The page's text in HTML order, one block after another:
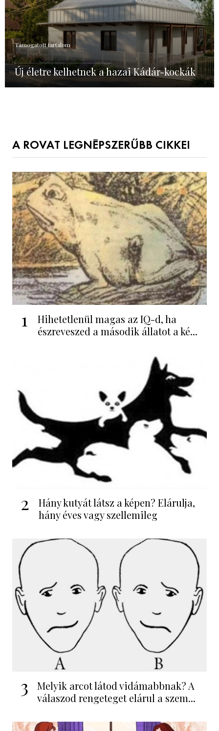
Támogatott tartalom
Új életre kelhetnek a hazai Kádár-kockák
A ROVAT LEGNÉPSZERŰBB CIKKEI
1
Hihetetlenül magas az IQ-d, ha
észreveszed a második állatot a ké...
2
Hány kutyát látsz a képen? Elárulja,
hány éves vagy szellemileg
3
Melyik arcot látod vidámabbnak? A
válaszod rengeteget elárul a szem...